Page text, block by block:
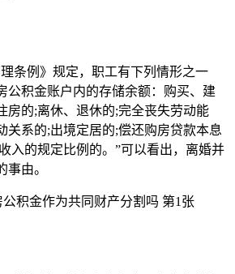
例》规定，职工有下列情形之一
公积金账户内的存储余额：购买、建
房的;离休、退休的;完全丧失劳动能
关系的;出境定居的;偿还购房贷款本息
入的规定比例的。”可以看出，离婚并
事由。